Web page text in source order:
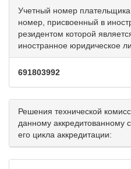
Учетный номер
номер, присвоенный в
резидентом которой
иностранное юридическое
691803992
Решения технической
данному аккредитованному
его цикла аккредитации: